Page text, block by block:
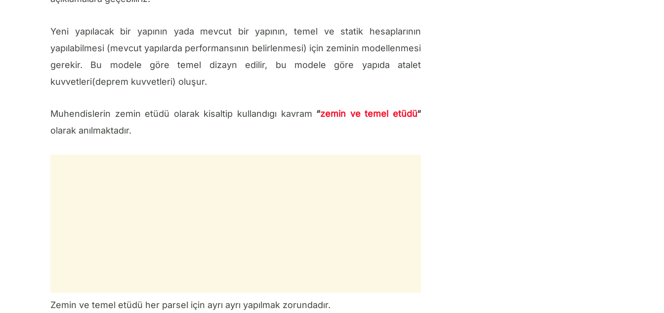
Yeni yapılacak bir yapının yada mevcut bir yapının, temel ve statik hesaplarının
yapılabilmesi (mevcut yapılarda performansının belirlenmesi) için zeminin modellenmesi
gerekir. Bu modele göre temel dizayn edilir, bu modele göre yapıda atalet
kuvvetleri(deprem kuvvetleri) oluşur.
Muhendislerin zemin etüdü olarak kisaltip kullandıgı kavram “zemin ve temel etüdü“
olarak anılmaktadır.
Zemin ve temel etüdü her parsel için ayrı ayrı yapılmak zorundadır.